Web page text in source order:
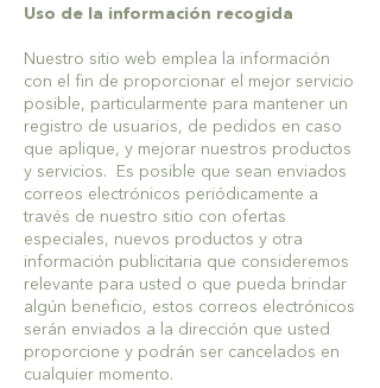
Uso de la información recogida
Nuestro sitio web emplea la información
con el fin de proporcionar el mejor servicio
posible, particularmente para mantener un
registro de usuarios, de pedidos en caso
que aplique, y mejorar nuestros productos
y servicios. Es posible que sean enviados
correos electrónicos periódicamente a
través de nuestro sitio con ofertas
especiales, nuevos productos y otra
información publicitaria que consideremos
relevante para usted o que pueda brindar
algún beneficio, estos correos electrónicos
serán enviados a la dirección que usted
proporcione y podrán ser cancelados en
cualquier momento.